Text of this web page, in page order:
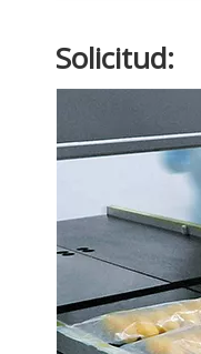
Solicitud: